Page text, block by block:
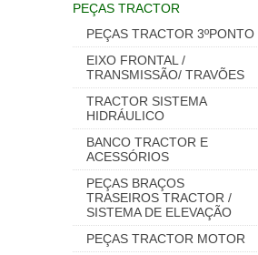
PEÇAS TRACTOR
PEÇAS TRACTOR 3ºPONTO
EIXO FRONTAL /
TRANSMISSÃO/ TRAVÕES
TRACTOR SISTEMA
HIDRÁULICO
BANCO TRACTOR E
ACESSÓRIOS
PEÇAS BRAÇOS
TRASEIROS TRACTOR /
SISTEMA DE ELEVAÇÃO
PEÇAS TRACTOR MOTOR